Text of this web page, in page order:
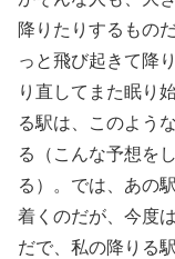
降りたりするもの
っと飛び起きて降
り直してまた眠り
る駅は、このよう
る（こんな予想を
る）。では、あの
着くのだが、今度
だで、私の降りる